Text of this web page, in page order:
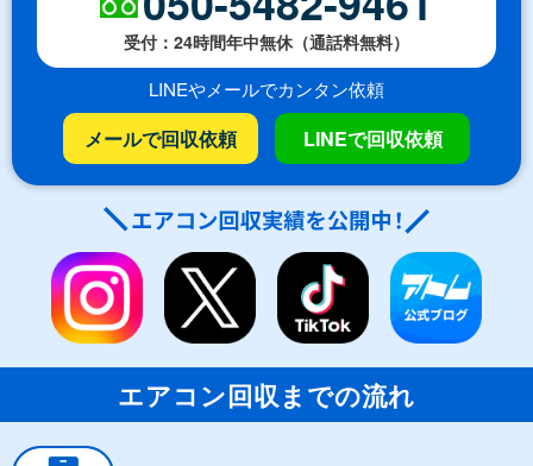
受付：24時間年中無休（通話料無料）
LINEやメールでカンタン依頼
メールで回収依頼 LINEで回収依頼
エアコン回収までの流れ